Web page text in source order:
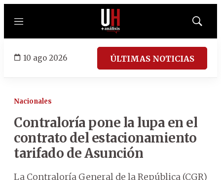
Menú
Mostrar
10 ago 2026 ÚLTIMAS NOTICIAS
Nacionales
Contraloría pone la lupa en el
contrato del estacionamiento
tarifado de Asunción
La Contraloría General de la República (CGR)